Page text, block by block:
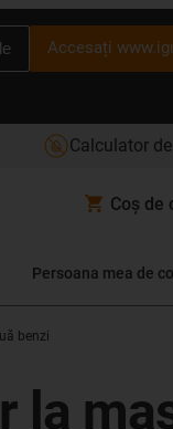
Accesați
Calculator
Coș de
Persoana mea de
benzi
la